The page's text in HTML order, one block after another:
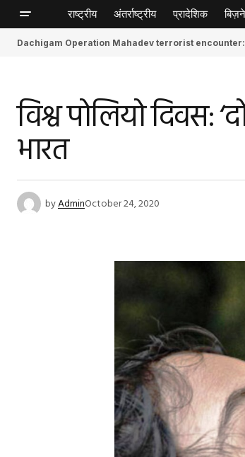
राष्ट्रीय अंतर्राष्ट्रीय प्रादेशिक
Dachigam Operation Mahadev terrorist encounter:
विश्व पोलियो दिवस:
भारत
byAdminOctober 24, 2020